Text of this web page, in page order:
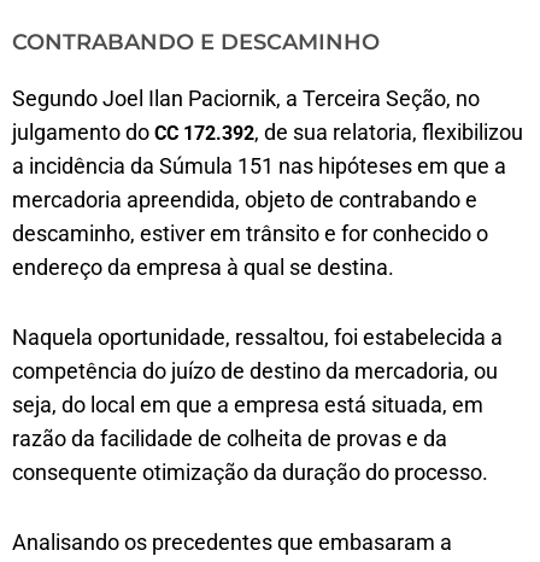
CONTRABANDO E DESCAMINHO
Segundo Joel Ilan Paciornik, a Terceira Seção, no
julgamento do CC 172.392, de sua relatoria, flexibilizou
a incidência da Súmula 151 nas hipóteses em que a
mercadoria apreendida, objeto de contrabando e
descaminho, estiver em trânsito e for conhecido o
endereço da empresa à qual se destina.
Naquela oportunidade, ressaltou, foi estabelecida a
competência do juízo de destino da mercadoria, ou
seja, do local em que a empresa está situada, em
razão da facilidade de colheita de provas e da
consequente otimização da duração do processo.
Analisando os precedentes que embasaram a